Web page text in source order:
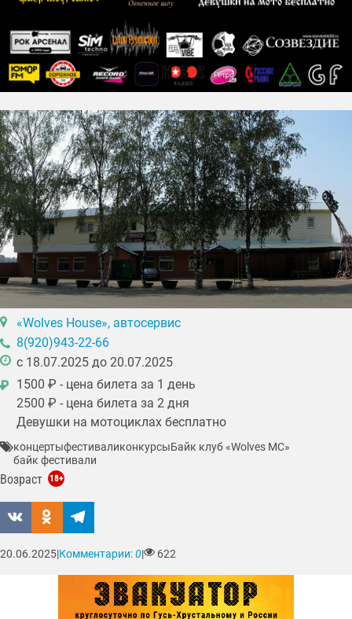
«Wolves House», автосервис
8(920)943-22-66
c 18.07.2025 до 20.07.2025
1500 ₽ - цена билета за 1 день
2500 ₽ - цена билета за 2 дня
Девушки на мотоциклах бесплатно
₽
концертыфестиваликонкурсыБайк клуб «Wolves MC»
байк фестивали
Возраст 18+
20.06.2025|Комментарии:0| 622